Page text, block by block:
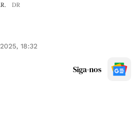
DR
18:32
Siga-nos